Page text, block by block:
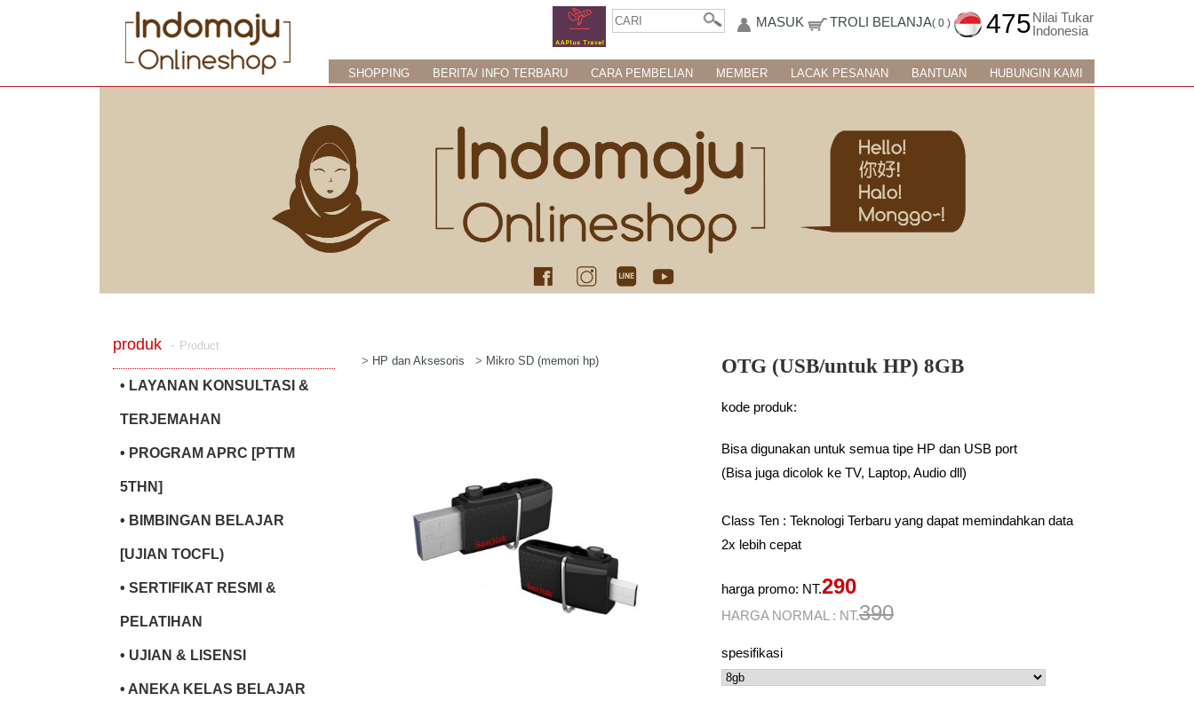
MASUK TROLI BELANJA( 0 ) 475Nilai Tukar
Indonesia
HUBUNGIN KAMI
BANTUAN
LACAK PESANAN
MEMBER
CARA PEMBELIAN
BERITA/ INFO TERBARU
SHOPPING
produk ‧ Product
• LAYANAN KONSULTASI &
TERJEMAHAN
• PROGRAM APRC [PTTM
5THN]
• BIMBINGAN BELAJAR
[UJIAN TOCFL)
• SERTIFIKAT RESMI &
PELATIHAN
• UJIAN & LISENSI
• ANEKA KELAS BELAJAR
> HP dan Aksesoris > Mikro SD (memori hp) OTG (USB/untuk HP) 8GB
kode produk:
Bisa digunakan untuk semua tipe HP dan USB port
(Bisa juga dicolok ke TV, Laptop, Audio dll)
Class Ten : Teknologi Terbaru yang dapat memindahkan data
2x lebih cepat
harga promo: NT.290
HARGA NORMAL : NT.390
spesifikasi